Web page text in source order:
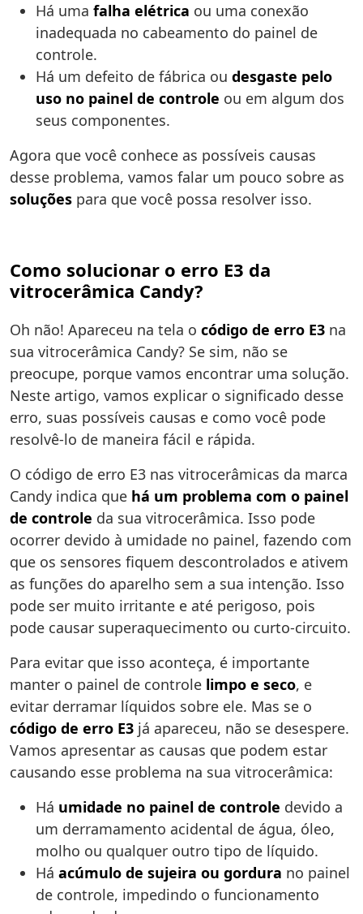
Há uma falha elétrica ou uma conexão
inadequada no cabeamento do painel de
controle.
Há um defeito de fábrica ou desgaste pelo
uso no painel de controle ou em algum dos
seus componentes.
Agora que você conhece as possíveis causas
desse problema, vamos falar um pouco sobre as
soluções para que você possa resolver isso.
Como solucionar o erro E3 da
vitrocerâmica Candy?
Oh não! Apareceu na tela o código de erro E3 na
sua vitrocerâmica Candy? Se sim, não se
preocupe, porque vamos encontrar uma solução.
Neste artigo, vamos explicar o significado desse
erro, suas possíveis causas e como você pode
resolvê-lo de maneira fácil e rápida.
O código de erro E3 nas vitrocerâmicas da marca
Candy indica que há um problema com o painel
de controle da sua vitrocerâmica. Isso pode
ocorrer devido à umidade no painel, fazendo com
que os sensores fiquem descontrolados e ativem
as funções do aparelho sem a sua intenção. Isso
pode ser muito irritante e até perigoso, pois
pode causar superaquecimento ou curto-circuito.
Para evitar que isso aconteça, é importante
manter o painel de controle limpo e seco, e
evitar derramar líquidos sobre ele. Mas se o
código de erro E3 já apareceu, não se desespere.
Vamos apresentar as causas que podem estar
causando esse problema na sua vitrocerâmica:
Há umidade no painel de controle devido a
um derramamento acidental de água, óleo,
molho ou qualquer outro tipo de líquido.
Há acúmulo de sujeira ou gordura no painel
de controle, impedindo o funcionamento